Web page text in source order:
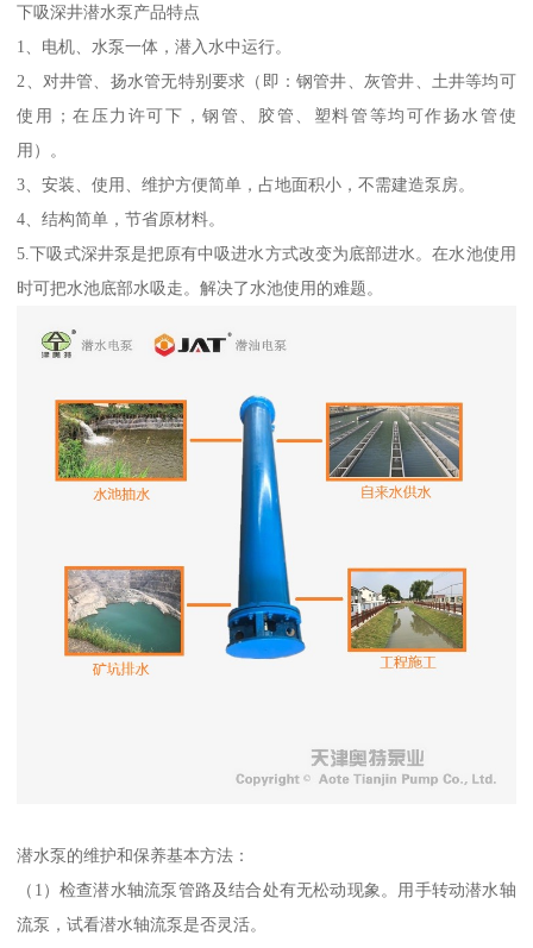
下吸深井潜水泵产品特点
1、电机、水泵一体，潜入水中运行。
2、对井管、扬水管无特别要求（即：钢管井、灰管井、土井等均可
使用；在压力许可下，钢管、胶管、塑料管等均可作扬水管使
用）。
3、安装、使用、维护方便简单，占地面积小，不需建造泵房。
4、结构简单，节省原材料。
5.下吸式深井泵是把原有中吸进水方式改变为底部进水。在水池使用
时可把水池底部水吸走。解决了水池使用的难题。
潜水泵的维护和保养基本方法：
（1）检查潜水轴流泵管路及结合处有无松动现象。用手转动潜水轴
流泵，试看潜水轴流泵是否灵活。